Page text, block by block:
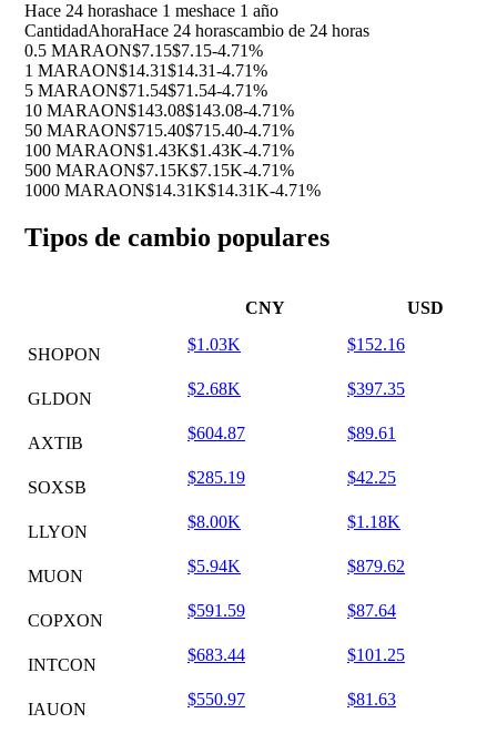
Hace 24 horashace 1 meshace 1 año
CantidadAhoraHace 24 horascambio de 24 horas
0.5 MARAON$7.15$7.15-4.71%
1 MARAON$14.31$14.31-4.71%
5 MARAON$71.54$71.54-4.71%
10 MARAON$143.08$143.08-4.71%
50 MARAON$715.40$715.40-4.71%
100 MARAON$1.43K$1.43K-4.71%
500 MARAON$7.15K$7.15K-4.71%
1000 MARAON$14.31K$14.31K-4.71%
Tipos de cambio populares
CNY USD
SHOPON
$1.03K $152.16
GLDON
$2.68K $397.35
AXTIB
$604.87 $89.61
SOXSB
$285.19 $42.25
LLYON
$8.00K $1.18K
MUON
$5.94K $879.62
COPXON
$591.59 $87.64
INTCON
$683.44 $101.25
IAUON
$550.97 $81.63